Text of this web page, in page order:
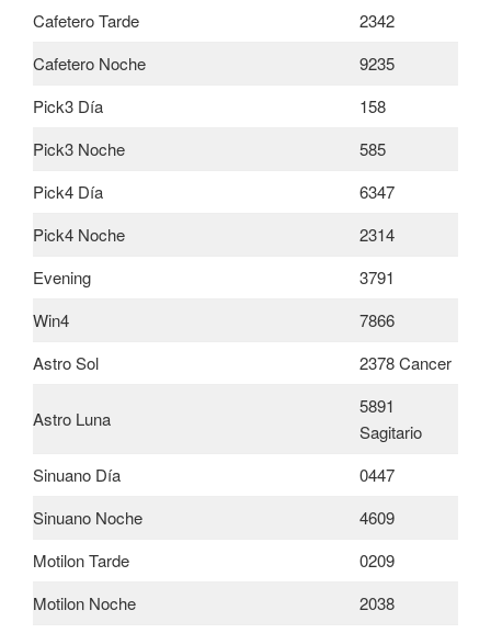
Cafetero Tarde
2342
Cafetero Noche
9235
Pick3 Día
158
Pick3 Noche
585
Pick4 Día
6347
Pick4 Noche
2314
Evening
3791
Win4
7866
Astro Sol
2378 Cancer
Astro Luna
5891
Sagitario
Sinuano Día
0447
Sinuano Noche
4609
Motilon Tarde
0209
Motilon Noche
2038